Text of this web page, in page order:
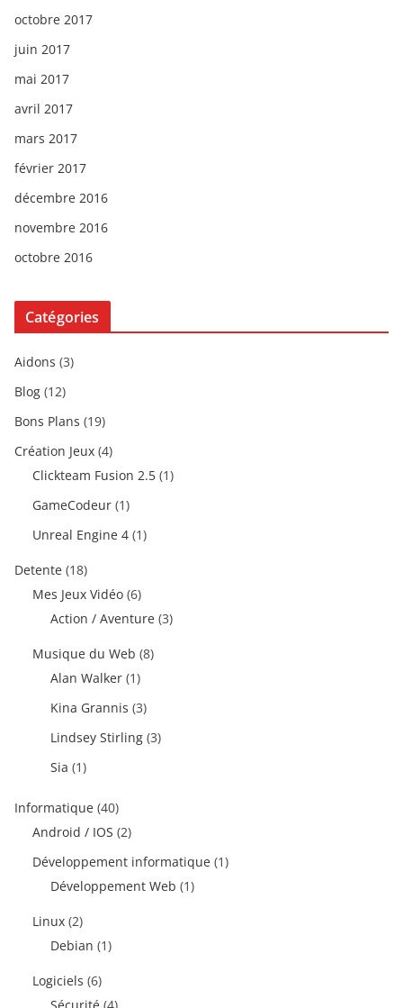
octobre 2017
juin 2017
mai 2017
avril 2017
mars 2017
février 2017
décembre 2016
novembre 2016
octobre 2016
Catégories
Aidons (3)
Blog (12)
Bons Plans (19)
Création Jeux (4)
Clickteam Fusion 2.5 (1)
GameCodeur (1)
Unreal Engine 4 (1)
Detente (18)
Mes Jeux Vidéo (6)
Action / Aventure (3)
Musique du Web (8)
Alan Walker (1)
Kina Grannis (3)
Lindsey Stirling (3)
Sia (1)
Informatique (40)
Android / IOS (2)
Développement informatique (1)
Développement Web (1)
Linux (2)
Debian (1)
Logiciels (6)